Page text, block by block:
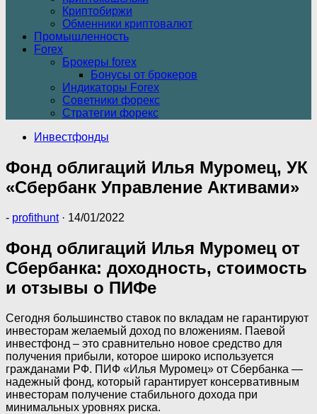
Криптобиржи
Обменники криптовалют
Промышленность
Forex
Брокеры forex
Бонусы от брокеров
Индикаторы Forex
Советники форекс
Стратегии форекс
Инвестфонды
Фонд облигаций Илья Муромец, УК
«Сбербанк Управление Активами»
- profithunt · 14/01/2022
Фонд облигаций Илья Муромец от
Сбербанка: доходность, стоимость
и отзывы о ПИФе
Сегодня большинство ставок по вкладам не гарантируют
инвесторам желаемый доход по вложениям. Паевой
инвестфонд – это сравнительно новое средство для
получения прибыли, которое широко используется
гражданами РФ. ПИФ «Илья Муромец» от Сбербанка —
надежный фонд, который гарантирует консервативным
инвесторам получение стабильного дохода при
минимальных уровнях риска.